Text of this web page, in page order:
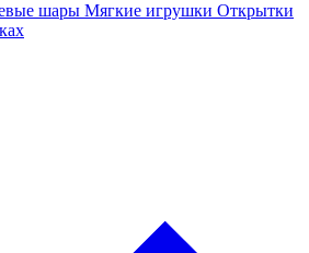
шары Мягкие игрушки Открытки